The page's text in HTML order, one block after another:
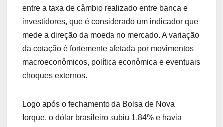
entre a taxa de câmbio realizado entre banca e
investidores, que é considerado um indicador que
mede a direção da moeda no mercado. A variação
da cotação é fortemente afetada por movimentos
macroeconômicos, política econômica e eventuais
choques externos.
Logo após o fechamento da Bolsa de Nova
Iorque, o dólar brasileiro subiu 1,84% e havia